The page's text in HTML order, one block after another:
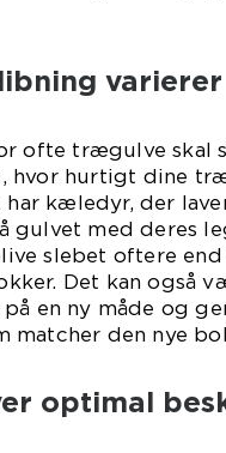
varierer
ofte trægulve skal
hvor hurtigt dine
har kæledyr, der
med deres
slebet oftere end
Det kan også
en ny måde og
matcher den nye
optimal